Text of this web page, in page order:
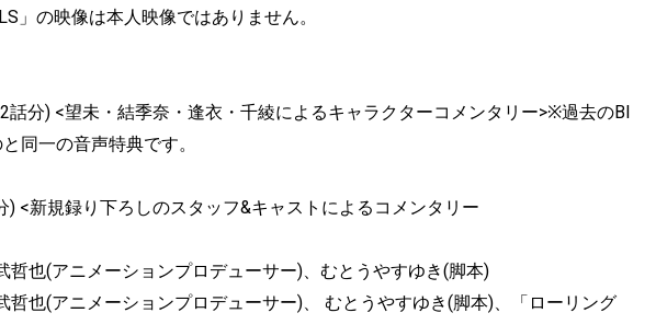
」の映像は本人映像ではありません。
話分) <望未・結季奈・逢衣・千綾によるキャラクターコメンタリー>※過去のBl
同一の音声特典です。
) <新規録り下ろしのスタッフ&キャストによるコメンタリー
也(アニメーションプロデューサー)、むとうやすゆき(脚本)
也(アニメーションプロデューサー)、 むとうやすゆき(脚本)、「ローリング